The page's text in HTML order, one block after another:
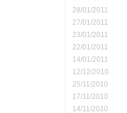
28/01/2011
27/01/2011
23/01/2011
22/01/2011
14/01/2011
12/12/2010
25/11/2010
17/11/2010
14/11/2010